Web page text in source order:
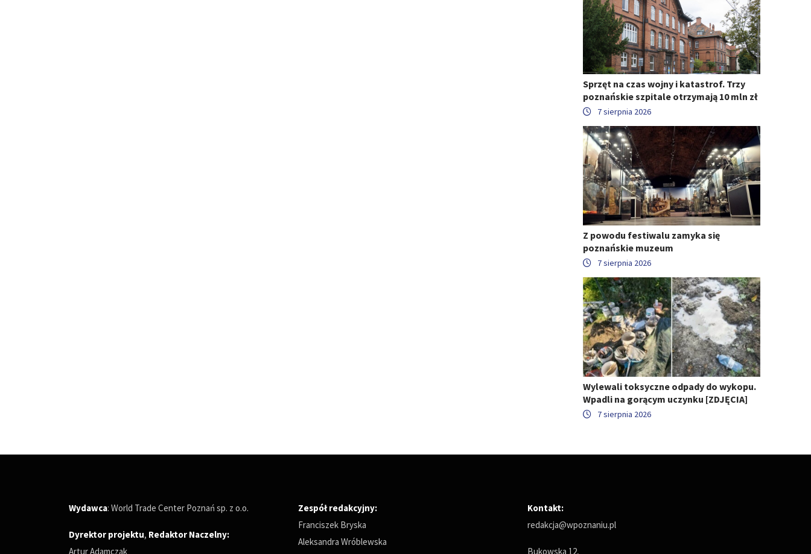
Sprzęt na czas wojny i katastrof. Trzy
poznańskie szpitale otrzymają 10 mln zł
7 sierpnia 2026
Z powodu festiwalu zamyka się
poznańskie muzeum
7 sierpnia 2026
Wylewali toksyczne odpady do wykopu.
Wpadli na gorącym uczynku [ZDJĘCIA]
7 sierpnia 2026
Wydawca: World Trade Center Poznań sp. z o.o.
Dyrektor projektu, Redaktor Naczelny:
Artur Adamczak
Zespół redakcyjny:
Franciszek Bryska
Aleksandra Wróblewska
Kontakt:
redakcja@wpoznaniu.pl
Bukowska 12,